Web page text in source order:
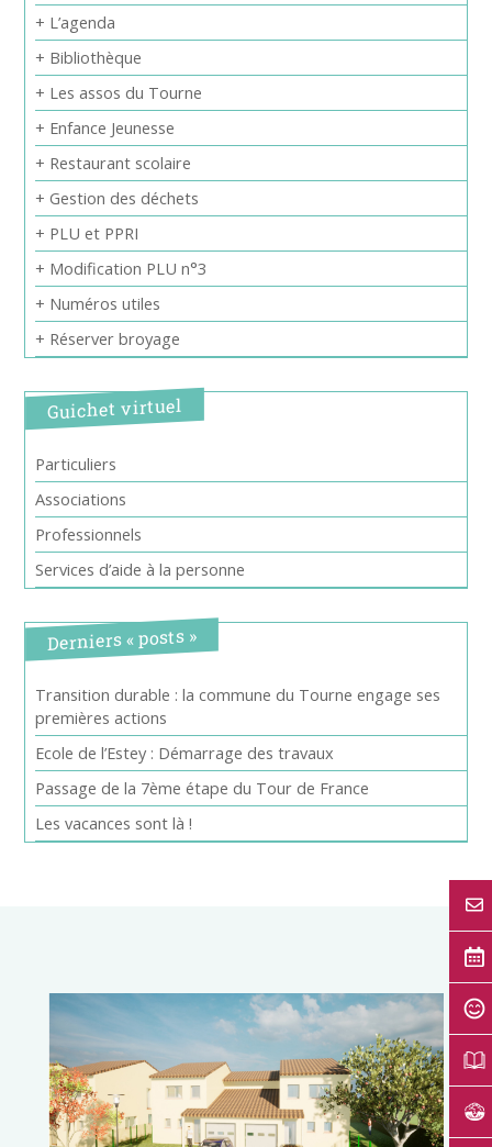
+ L’agenda
+ Bibliothèque
+ Les assos du Tourne
+ Enfance Jeunesse
+ Restaurant scolaire
+ Gestion des déchets
+ PLU et PPRI
+ Modification PLU n°3
+ Numéros utiles
+ Réserver broyage
Guichet virtuel
Particuliers
Associations
Professionnels
Services d’aide à la personne
Derniers « posts »
Transition durable : la commune du Tourne engage ses
premières actions
Ecole de l’Estey : Démarrage des travaux
Passage de la 7ème étape du Tour de France
Les vacances sont là !